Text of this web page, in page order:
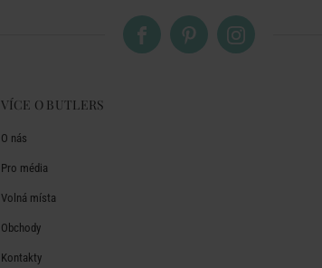
VÍCE O BUTLERS
O nás
Pro média
Volná místa
Obchody
Kontakty